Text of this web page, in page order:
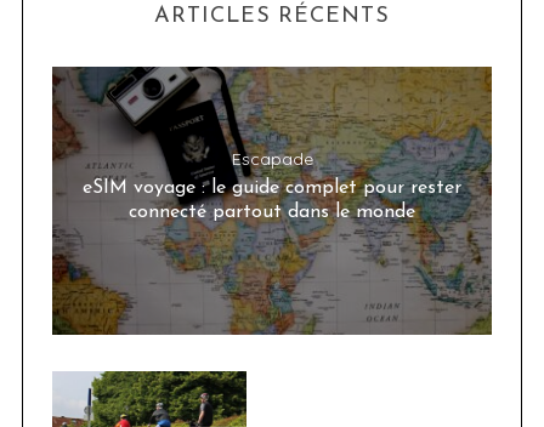
ARTICLES RÉCENTS
Escapade
eSIM voyage : le guide complet pour rester
connecté partout dans le monde